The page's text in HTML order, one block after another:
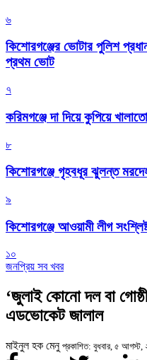
৬
কিশোরগঞ্জের ভোটার পুলিশ
প্রথম ভোট
৭
করিমগঞ্জে দা দিয়ে কুপিয়ে
৮
কিশোরগঞ্জে গৃহবধূর ঝুলন্ত
৯
কিশোরগঞ্জে আওয়ামী লীগ
১০
জনপ্রিয় সব খবর
‘জুলাই কোনো দল বা
এডভোকেট জালাল
মাইনুল হক মেনু প্রকাশিত: বুধবার, ৫